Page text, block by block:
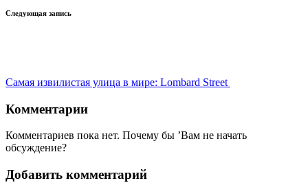
Следующая запись
Самая извилистая улица в мире: Lombard Street
Комментарии
Комментариев пока нет. Почему бы ’Вам не начать
обсуждение?
Добавить комментарий